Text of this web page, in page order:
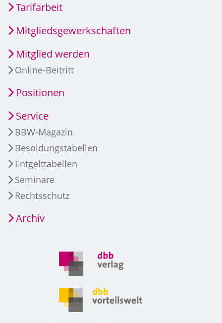
Tarifarbeit
Mitgliedsgewerkschaften
Mitglied werden
Online-Beitritt
Positionen
Service
BBW-Magazin
Besoldungstabellen
Entgelttabellen
Seminare
Rechtsschutz
Archiv